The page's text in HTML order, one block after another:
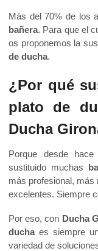
Más del 70% de los
bañera. Para que el
os proponemos la
de ducha.
¿Por qué
plato de
Ducha
Porque desde
sustituido muchas
más profesional, más
excelentes. Siempre
Por eso, con Ducha
duchaes siempre
variedad de